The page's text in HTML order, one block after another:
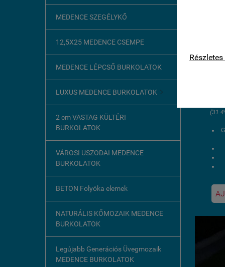
MEDENCE SZEGÉLYKŐ
12,5X25 MEDENCE CSEMPE
MEDENCE LÉPCSŐ BURKOLATOK
LUXUS MEDENCE BURKOLATOK 
2 cm VASTAG KÜLTÉRI
BURKOLATOK
VÁROSI USZODAI MEDENCE
BURKOLATOK
BETON Folyóka elemek
NATURÁLIS KŐMOZAIK MEDENCE
BURKOLATOK
Legújabb Generációs Üvegmozaik
MEDENCE BURKOLATOK
(31